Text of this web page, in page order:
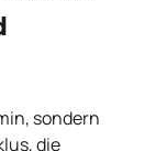
sondern
die